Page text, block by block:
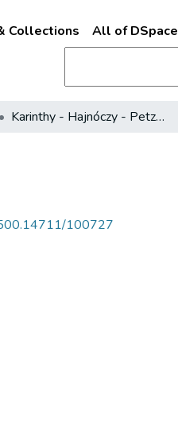
Collections All of DSpace
Karinthy - Hajnóczy - Petzval
100727